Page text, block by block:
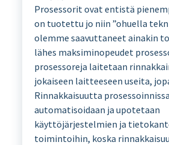
Prosessorit ovat entistä
on tuotettu jo niin ”ohuella
olemme saavuttaneet ainakin
lähes maksiminopeudet
prosessoreja laitetaan
jokaiseen laitteeseen useita,
Rinnakkaisuutta prosessoinnissa
automatisoidaan ja upotetaan
käyttöjärjestelmien ja
toimintoihin, koska